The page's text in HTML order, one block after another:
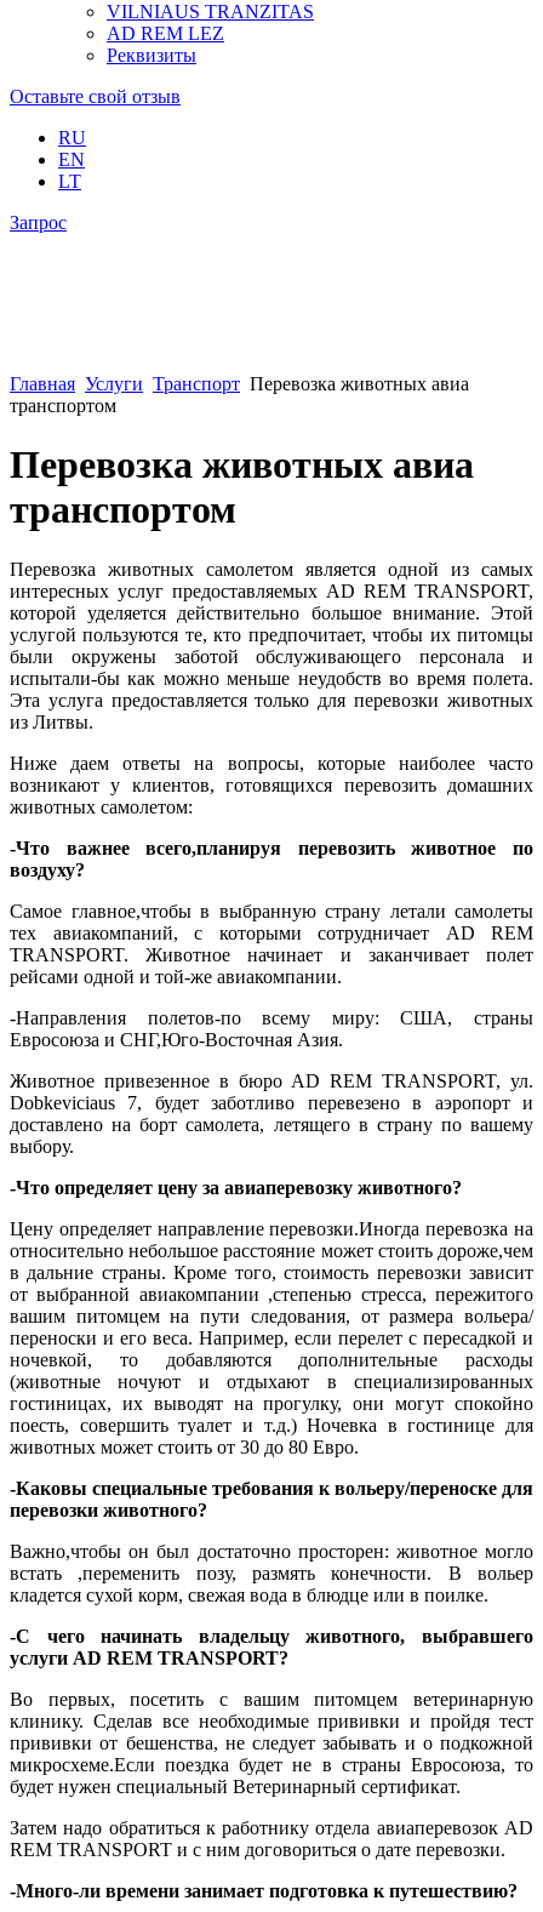
VILNIAUS TRANZITAS
AD REM LEZ
Реквизиты
Оставьте свой отзыв
RU
EN
LT
Запрос
Главная Услуги Транспорт Перевозка животных авиа
транспортом
Перевозка животных авиа
транспортом
Перевозка животных самолетом является одной из самых
интересных услуг предоставляемых AD REM TRANSPORT,
которой уделяется действительно большое внимание. Этой
услугой пользуются те, кто предпочитает, чтобы их питомцы
были окружены заботой обслуживающего персонала и
испытали-бы как можно меньше неудобств во время полета.
Эта услуга предоставляется только для перевозки животных
из Литвы.
Ниже даем ответы на вопросы, которые наиболее часто
возникают у клиентов, готовящихся перевозить домашних
животных самолетом:
-Что важнее всего,планируя перевозить животное по
воздуху?
Самое главное,чтобы в выбранную страну летали самолеты
тех авиакомпаний, с которыми сотрудничает AD REM
TRANSPORT. Животное начинает и заканчивает полет
рейсами одной и той-же авиакомпании.
-Направления полетов-по всему миру: США, страны
Евросоюза и СНГ,Юго-Восточная Азия.
Животное привезенное в бюро AD REM TRANSPORT, ул.
Dobkeviciaus 7, будет заботливо перевезено в аэропорт и
доставлено на борт самолета, летящего в страну по вашему
выбору.
-Что определяет цену за авиаперевозку животного?
Цену определяет направление перевозки.Иногда перевозка на
относительно небольшое расстояние может стоить дороже,чем
в дальние страны. Кроме того, стоимость перевозки зависит
от выбранной авиакомпании ,степенью стресса, пережитого
вашим питомцем на пути следования, от размера вольера/
переноски и его веса. Например, если перелет с пересадкой и
ночевкой, то добавляются дополнительные расходы
(животные ночуют и отдыхают в специализированных
гостиницах, их выводят на прогулку, они могут спокойно
поесть, совершить туалет и т.д.) Ночевка в гостинице для
животных может стоить от 30 до 80 Евро.
-Каковы специальные требования к вольеру/переноске для
перевозки животного?
Важно,чтобы он был достаточно просторен: животное могло
встать ,переменить позу, размять конечности. В вольер
кладется сухой корм, свежая вода в блюдце или в поилке.
-С чего начинать владельцу животного, выбравшего
услуги AD REM TRANSPORT?
Во первых, посетить с вашим питомцем ветеринарную
клинику. Сделав все необходимые прививки и пройдя тест
прививки от бешенства, не следует забывать и о подкожной
микросхеме.Если поездка будет не в страны Евросоюза, то
будет нужен специальный Ветеринарный сертификат.
Затем надо обратиться к работнику отдела авиаперевозок AD
REM TRANSPORT и с ним договориться о дате перевозки.
-Много-ли времени занимает подготовка к путешествию?